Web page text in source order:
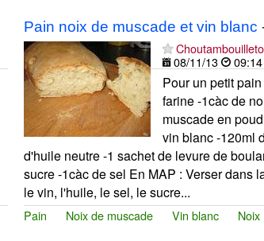
Pain noix de muscade et vin blanc
08/11/13
09:14
Pour un petit
farine -1càc de
muscade en
vin blanc -120ml
d'huile neutre -1 sachet de levure de
sucre -1càc de sel En MAP : Verser dans
le vin, l'huile, le sel, le sucre...
Pain Noix de muscade Vin blanc Noix